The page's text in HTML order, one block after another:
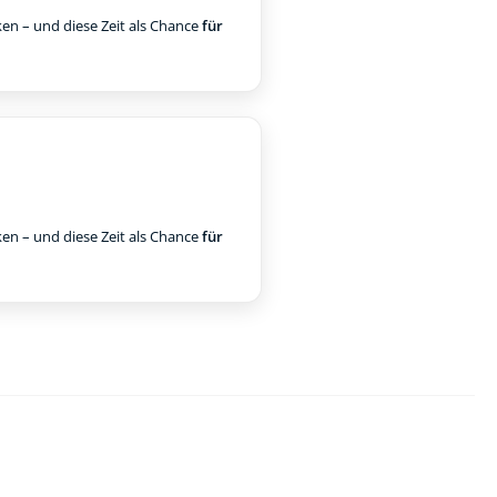
– und diese Zeit als Chancefür
– und diese Zeit als Chancefür